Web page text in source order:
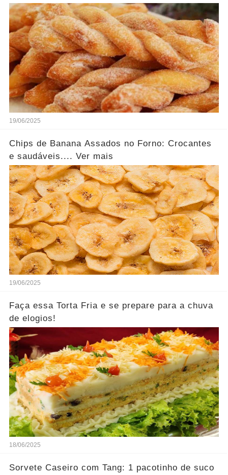
19/06/2025
Chips de Banana Assados no Forno: Crocantes
e saudáveis.... Ver mais
19/06/2025
Faça essa Torta Fria e se prepare para a chuva
de elogios!
18/06/2025
Sorvete Caseiro com Tang: 1 pacotinho de suco